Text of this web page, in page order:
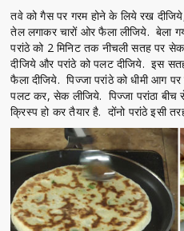
तवे को गैस पर गरम होने के लिये रख
तेल लगाकर चारों ओर फैला लीजिये. बेला
परांठे को 2 मिनिट तक नीचली सतह पर
दीजिये और परांठे को पलट दीजिये. इस
फैला दीजिये. पिज्जा परांठे को धीमी आग
पलट कर, सेक लीजिये. पिज्जा परांठा
क्रिस्प हो कर तैयार है. दोंनो परांठे इसी